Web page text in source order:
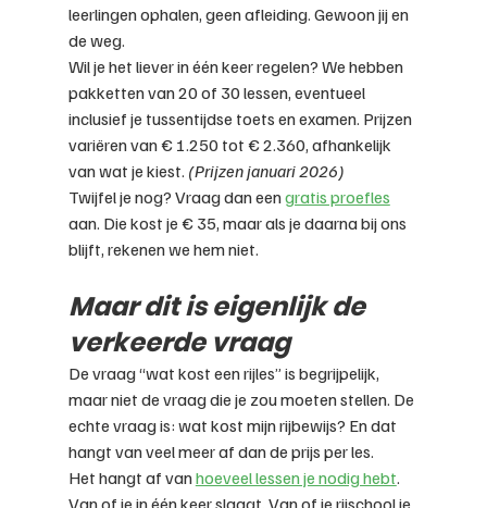
leerlingen ophalen, geen afleiding. Gewoon jij en
de weg.
Wil je het liever in één keer regelen? We hebben
pakketten van 20 of 30 lessen, eventueel
inclusief je tussentijdse toets en examen. Prijzen
variëren van € 1.250 tot € 2.360, afhankelijk
van wat je kiest. (Prijzen januari 2026)
Twijfel je nog? Vraag dan een gratis proefles
aan. Die kost je € 35, maar als je daarna bij ons
blijft, rekenen we hem niet.
Maar dit is eigenlijk de
verkeerde vraag
De vraag “wat kost een rijles” is begrijpelijk,
maar niet de vraag die je zou moeten stellen. De
echte vraag is: wat kost mijn rijbewijs? En dat
hangt van veel meer af dan de prijs per les.
Het hangt af van hoeveel lessen je nodig hebt.
Van of je in één keer slaagt. Van of je rijschool je